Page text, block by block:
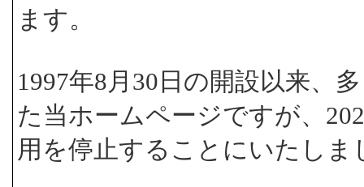
ます。
1997年8月30日の開設以来、
た当ホームページですが、
用を停止することにいたしま